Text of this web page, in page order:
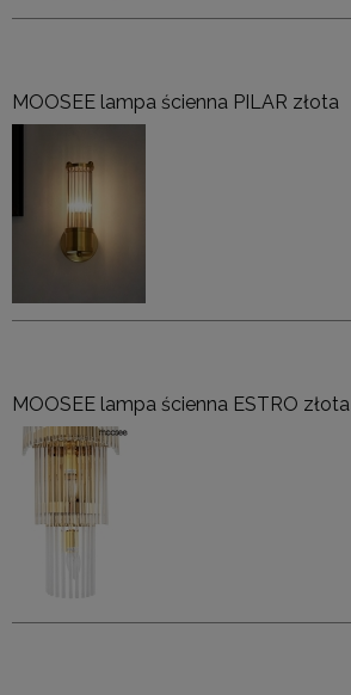
MOOSEE lampa ścienna PILAR złota
MOOSEE lampa ścienna ESTRO złota